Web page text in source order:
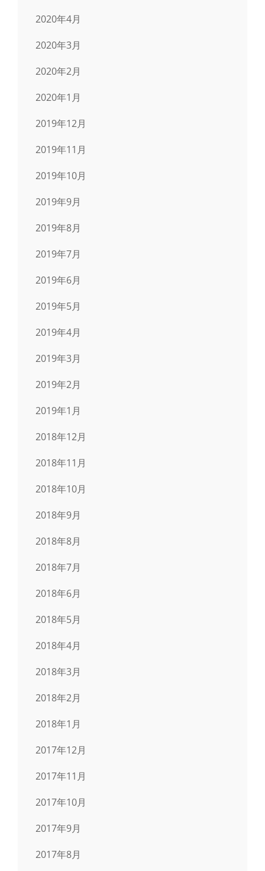
2020年4月
2020年3月
2020年2月
2020年1月
2019年12月
2019年11月
2019年10月
2019年9月
2019年8月
2019年7月
2019年6月
2019年5月
2019年4月
2019年3月
2019年2月
2019年1月
2018年12月
2018年11月
2018年10月
2018年9月
2018年8月
2018年7月
2018年6月
2018年5月
2018年4月
2018年3月
2018年2月
2018年1月
2017年12月
2017年11月
2017年10月
2017年9月
2017年8月